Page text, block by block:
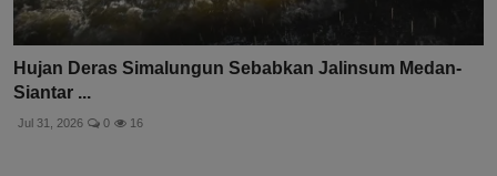
Hujan Deras Simalungun Sebabkan Jalinsum Medan-
Siantar ...
Jul 31, 2026 0 16